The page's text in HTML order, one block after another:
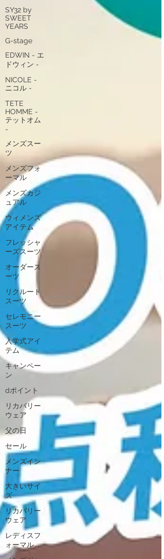
SY32 by
SWEET
YEARS
G-stage
EDWIN - エ
ドウィン -
NICOLE -
ニコル -
TETE
HOMME -
テットオム
-
メンズスー
ツ
メンズフォ
ーマル
メンズカジ
ュアル
ウィメンズ
アイテム
フレッシャ
ーズスーツ
オーダース
ーツ
リクルート
スーツ
セレモニー
スーツ
入学式アイ
テム
キャンペー
ン
dポイント
リカバリー
ウェア
父の日
セール
メンズイン
ナー
大きいサイ
ズ
リカバリー
ウェア
レディスフ
ォーマル